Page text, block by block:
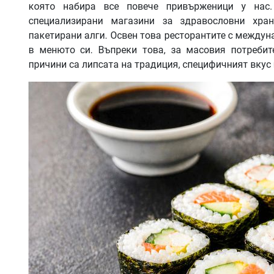
която набира все повече привърженици у
специализирани магазини за здравословни
пакетирани алги. Освен това ресторантите с
в менюто си. Въпреки това, за масовия
причини са липсата на традиция, специфичният